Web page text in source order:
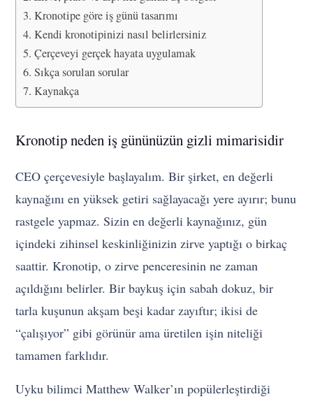
Kronotipe göre iş günü tasarımı
Kendi kronotipinizi nasıl belirlersiniz
Çerçeveyi gerçek hayata uygulamak
Sıkça sorulan sorular
Kaynakça
Kronotip neden iş gününüzün gizli mimarisidir
CEO çerçevesiyle başlayalım. Bir şirket, en değerli
kaynağını en yüksek getiri sağlayacağı yere ayırır; bunu
rastgele yapmaz. Sizin en değerli kaynağınız, gün
içindeki zihinsel keskinliğinizin zirve yaptığı o birkaç
saattir. Kronotip, o zirve penceresinin ne zaman
açıldığını belirler. Bir baykuş için sabah dokuz, bir
tarla kuşunun akşam beşi kadar zayıftır; ikisi de
“çalışıyor” gibi görünür ama üretilen işin niteliği
tamamen farklıdır.
Uyku bilimci Matthew Walker’ın popülerleştirdiği